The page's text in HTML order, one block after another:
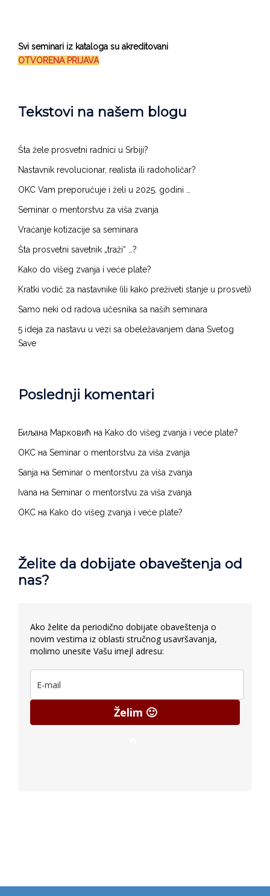
Svi seminari iz kataloga su akreditovani
OTVORENA PRIJAVA
Tekstovi na našem blogu
Šta žele prosvetni radnici u Srbiji?​​
Nastavnik revolucionar, realista ili radoholičar?
OKC Vam preporučuje i želi u 2025. godini …
Seminar o mentorstvu za viša zvanja
Vraćanje kotizacije sa seminara
Šta prosvetni savetnik „traži“ …?
Kako do višeg zvanja i veće plate?
Kratki vodič za nastavnike (ili kako preživeti stanje u prosveti)
Samo neki od radova učesnika sa naših seminara
5 ideja za nastavu u vezi sa obeležavanjem dana Svetog
Save
Poslednji komentari
Биљана Марковић на Kako do višeg zvanja i veće plate?
OKC на Seminar o mentorstvu za viša zvanja
Sanja на Seminar o mentorstvu za viša zvanja
Ivana на Seminar o mentorstvu za viša zvanja
OKC на Kako do višeg zvanja i veće plate?
Želite da dobijate obaveštenja od
nas?
Ako želite da periodično dobijate obaveštenja o
novim vestima iz oblasti stručnog usavršavanja,
molimo unesite Vašu imejl adresu:
Želim 🙂